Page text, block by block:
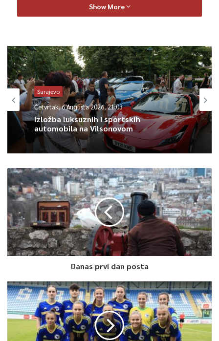
Show More
Sarajevo
Četvrtak, 6 Augusta 2026, 21:03
Izložba luksuznih i sportskih
automobila na Vilsonovom
Danas prvi dan posta